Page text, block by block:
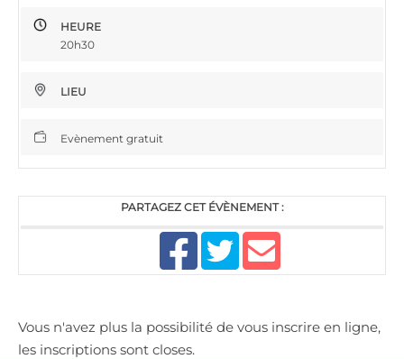
HEURE
20h30
LIEU
Evènement gratuit
PARTAGEZ CET ÉVÈNEMENT :
Vous n'avez plus la possibilité de vous inscrire en ligne,
les inscriptions sont closes.